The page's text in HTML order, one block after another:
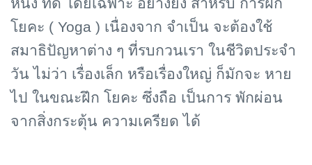
หนึ่ง ที่ดี โดยเฉพาะ อย่างยิ่ง สำหรับ การฝึก
โยคะ ( Yoga ) เนื่องจาก จำเป็น จะต้องใช้
สมาธิปัญหาต่าง ๆ ที่รบกวนเรา ในชีวิตประจำ
วัน ไม่ว่า เรื่องเล็ก หรือเรื่องใหญ่ ก็มักจะ หาย
ไป ในขณะฝึก โยคะ ซึ่งถือ เป็นการ พักผ่อน
จากสิ่งกระตุ้น ความเครียด ได้